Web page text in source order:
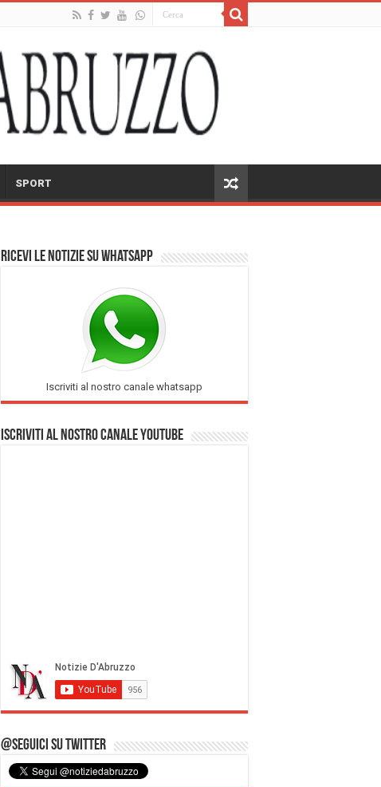
SPORT
Ricevi le notizie su Whatsapp
Iscriviti al nostro canale whatsapp
Iscriviti al nostro Canale Youtube
@Seguici su Twitter